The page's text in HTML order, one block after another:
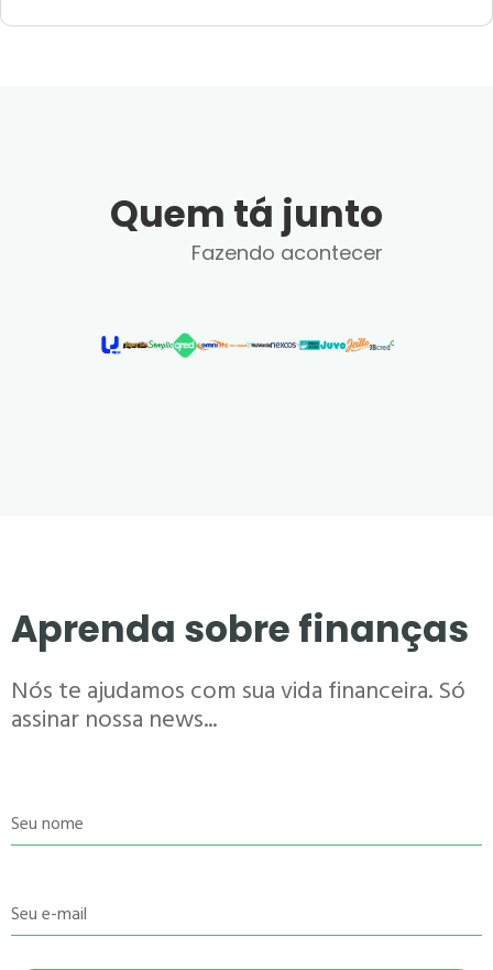
Quem tá junto
Fazendo acontecer
Aprenda sobre finanças
Nós te ajudamos com sua vida financeira. Só
assinar nossa news...
Seu nome
Seu e-mail